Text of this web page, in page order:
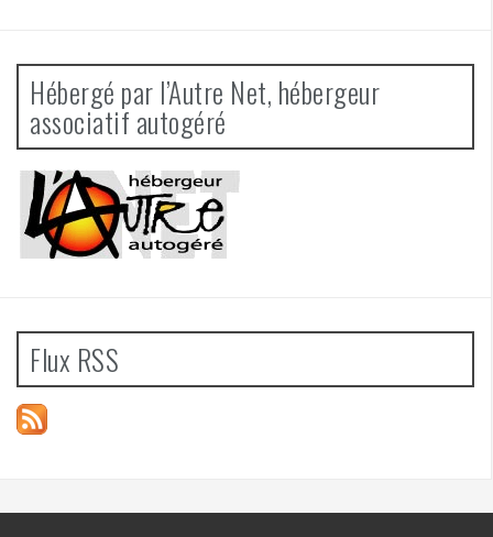
Hébergé par l’Autre Net, hébergeur
associatif autogéré
Flux RSS